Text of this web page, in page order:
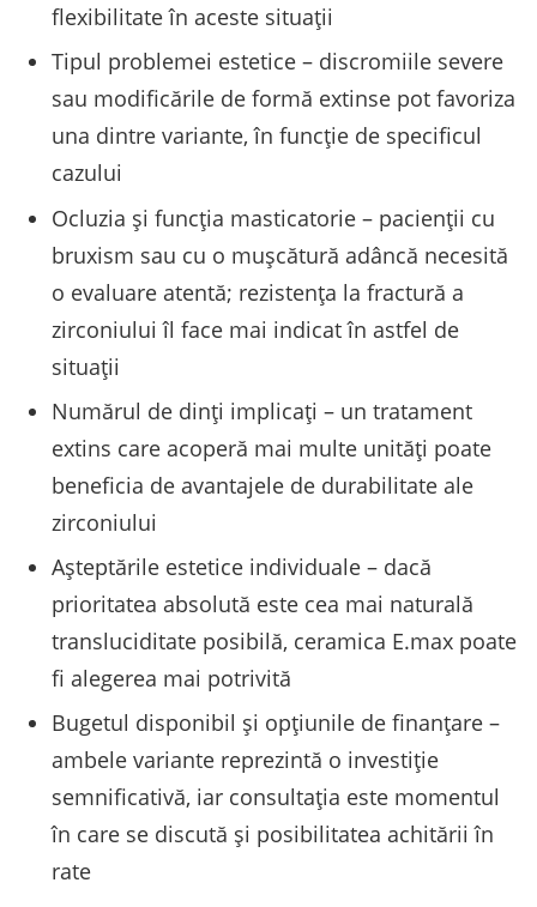
flexibilitate în aceste situații
Tipul problemei estetice – discromiile severe
sau modificările de formă extinse pot favoriza
una dintre variante, în funcție de specificul
cazului
Ocluzia și funcția masticatorie – pacienții cu
bruxism sau cu o mușcătură adâncă necesită
o evaluare atentă; rezistența la fractură a
zirconiului îl face mai indicat în astfel de
situații
Numărul de dinți implicați – un tratament
extins care acoperă mai multe unități poate
beneficia de avantajele de durabilitate ale
zirconiului
Așteptările estetice individuale – dacă
prioritatea absolută este cea mai naturală
transluciditate posibilă, ceramica E.max poate
fi alegerea mai potrivită
Bugetul disponibil și opțiunile de finanțare –
ambele variante reprezintă o investiție
semnificativă, iar consultația este momentul
în care se discută și posibilitatea achitării în
rate